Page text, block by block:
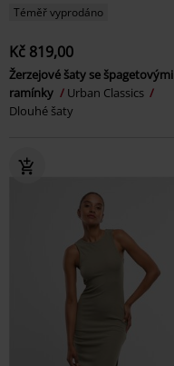
Téměř vyprodáno
Kč 819,00
Žerzejové šaty se špagetovými
ramínky
Urban Classics
Dlouhé šaty